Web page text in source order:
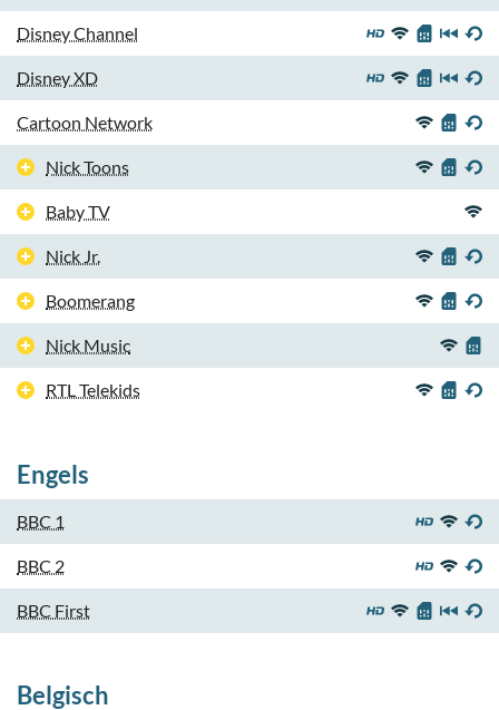
Disney Channel
Disney XD
Cartoon Network
Nick Toons
Baby TV
Nick Jr.
Boomerang
Nick Music
RTL Telekids
Engels
BBC 1
BBC 2
BBC First
Belgisch